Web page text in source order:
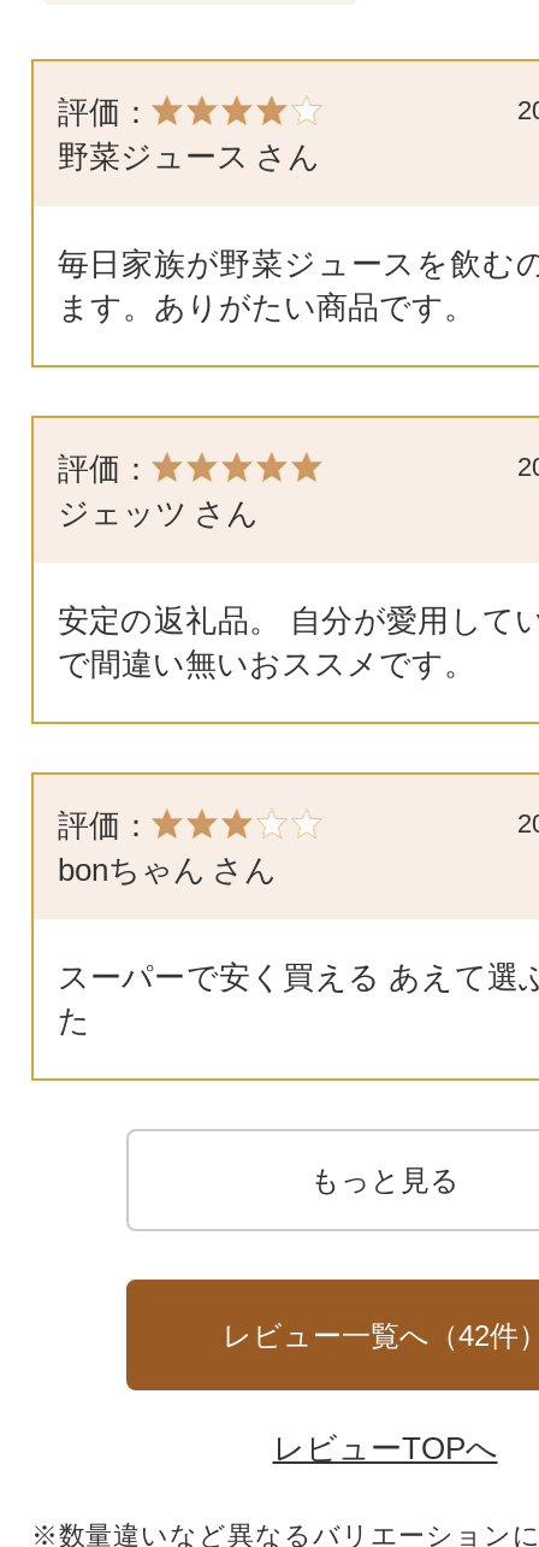
評価：
野菜ジュース さん
毎日家族が野菜ジュースを飲む
ます。ありがたい商品です。
評価：
ジェッツ さん
安定の返礼品。 自分が愛用して
で間違い無いおススメです。
評価：
bonちゃん さん
スーパーで安く買える あえて選
た
もっと見る
レビュー一覧へ（42件
レビューTOPへ
※数量違いなど異なるバリエーション